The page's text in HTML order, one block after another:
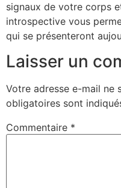
signaux de votre corps
introspective vous
qui se présenteront
Laisser un
Votre adresse e-mail ne
obligatoires sont
Commentaire *